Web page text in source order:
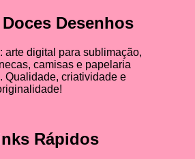
Desenhos
arte digital para sublimação,
camisas e papelaria
Qualidade, criatividade e
Rápidos